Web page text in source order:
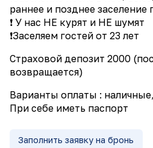
раннее и позднее заселение
❗ У нас НЕ курят и НЕ шумят
❗Заселяем гостей от 23 лет
Страховой депозит 2000
возвращается)
Варианты оплаты :
При себе иметь паспорт
Заполнить заявку на бронь